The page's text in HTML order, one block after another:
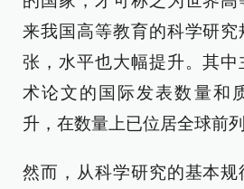
来我国高等教育的科学研
张，水平也大幅提升。其
术论文的国际发表数量和
升，在数量上已位居全球前列
然而，从科学研究的基本